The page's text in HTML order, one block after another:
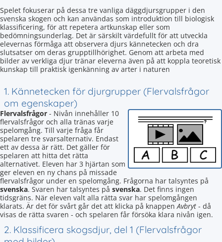
Spelet fokuserar på dessa tre vanliga däggdjursgrupper i den
svenska skogen och kan användas som introduktion till biologisk
klassificering, för att repetera artkunskap eller som
bedömningsunderlag. Det är särskilt värdefullt för att utveckla
elevernas förmåga att observera djurs kännetecken och dra
slutsatser om deras grupptillhörighet. Genom att arbeta med
bilder av verkliga djur tränar eleverna även på att koppla teoretisk
kunskap till praktisk igenkänning av arter i naturen
1. Kännetecken för djurgrupper (Flervalsfrågor
om egenskaper)
Flervalsfrågor - Nivån innehåller 10
flervalsfrågor och alla tränas varje
spelomgång. Till varje fråga får
spelaren tre svarsalternativ. Endast
ett av dessa är rätt. Det gäller för
spelaren att hitta det rätta
alternativet. Eleven har 3 hjärtan som
ger eleven en ny chans på missade
flervalsfrågor under en spelomgång. Frågorna har talsyntes på
svenska. Svaren har talsyntes på svenska. Det finns ingen
tidsgräns. När eleven valt alla rätta svar har spelomgången
klarats. Är det för svårt går det att klicka på knappenAvbryt - då
visas de rätta svaren - och spelaren får försöka klara nivån igen.
2. Klassificera skogsdjur, del 1 (Flervalsfrågor